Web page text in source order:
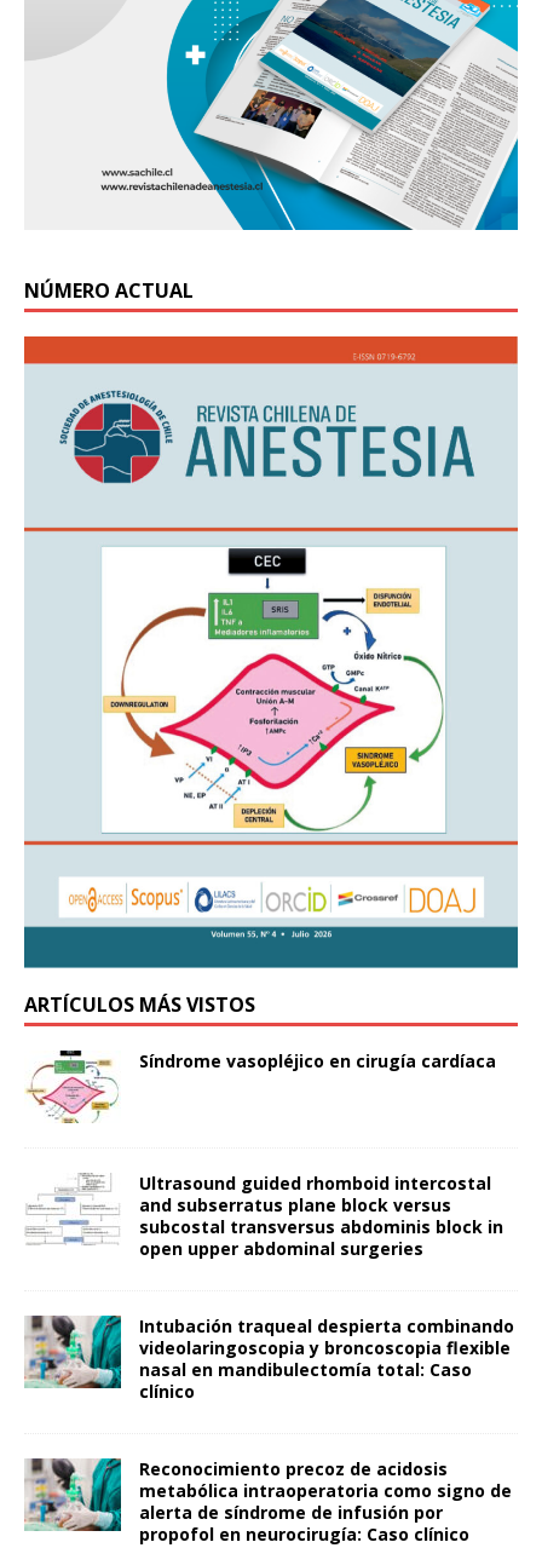
NÚMERO ACTUAL
ARTÍCULOS MÁS VISTOS
Síndrome vasopléjico en cirugía cardíaca
Ultrasound guided rhomboid intercostal
and subserratus plane block versus
subcostal transversus abdominis block in
open upper abdominal surgeries
Intubación traqueal despierta combinando
videolaringoscopia y broncoscopia flexible
nasal en mandibulectomía total: Caso
clínico
Reconocimiento precoz de acidosis
metabólica intraoperatoria como signo de
alerta de síndrome de infusión por
propofol en neurocirugía: Caso clínico